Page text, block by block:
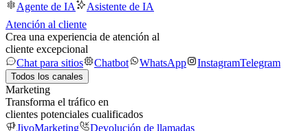
Agente de IA
Asistente de IA
Atención al cliente
Crea una experiencia de atención al
cliente excepcional
Chat para sitios
Chatbot WhatsApp InstagramTelegram
Todos los canales
Marketing
Transforma el tráfico en
clientes potenciales cualificados
JivoMarketing
Devolución de llamadas